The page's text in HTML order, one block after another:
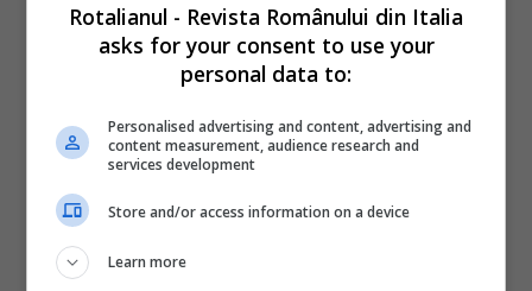
Rotalianul - Revista Românului din Italia
asks for your consent to use your
personal data to:
Personalised advertising and content, advertising and
content measurement, audience research and
services development
Store and/or access information on a device
Learn more